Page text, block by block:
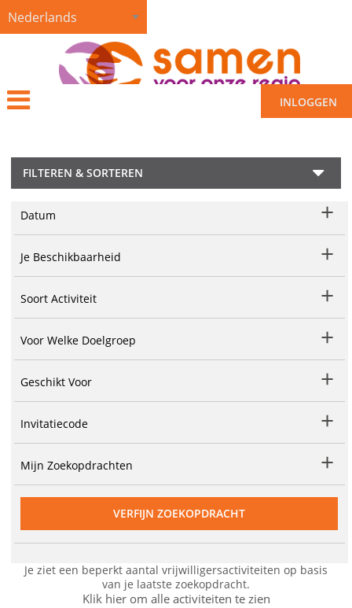
INLOGGEN
FILTEREN & SORTEREN
Datum
Je Beschikbaarheid
Soort Activiteit
Voor Welke Doelgroep
Geschikt Voor
Invitatiecode
Mijn Zoekopdrachten
VERFIJN ZOEKOPDRACHT
Je ziet een beperkt aantal vrijwilligersactiviteiten op basis
van je laatste zoekopdracht.
Klik hier om alle activiteiten te zien